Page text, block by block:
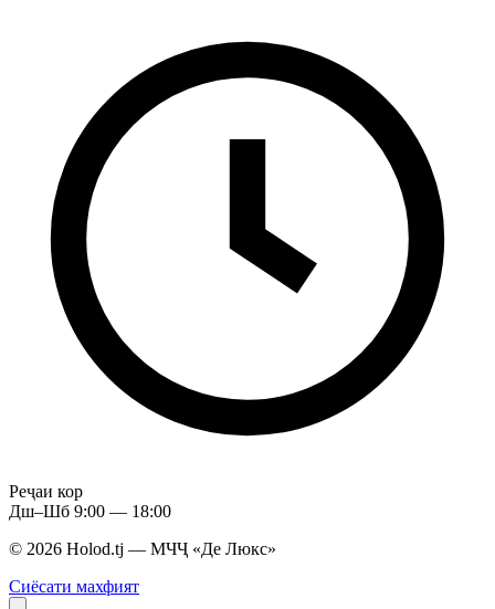
Реҷаи кор
Дш–Шб 9:00 — 18:00
© 2026 Holod.tj — МЧҶ «Де Люкс»
Сиёсати махфият